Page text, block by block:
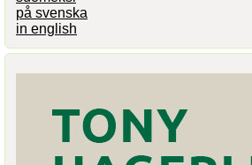
på svenska
in english